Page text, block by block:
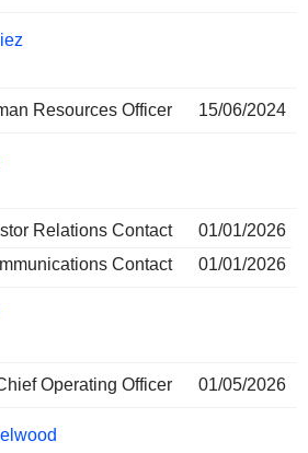
Resources Officer 15/06/2024
Relations Contact
01/01/2026
Contact
01/01/2026
Operating Officer 01/05/2026